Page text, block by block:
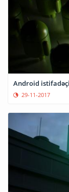
Android
29-11-2017